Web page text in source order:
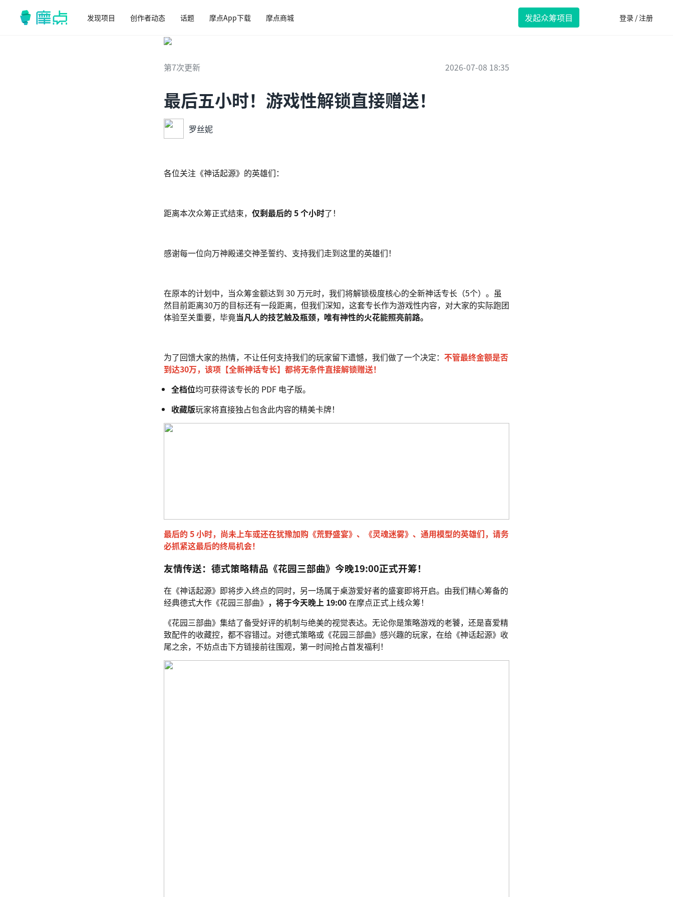
发现项目 创作者动态 话题 摩点App下载 摩点商城 发起众筹项目 登录 / 注册
第7次更新 2026-07-08 18:35
最后五小时！游戏性解锁直接赠送！
罗丝妮
各位关注《神话起源》的英雄们：
距离本次众筹正式结束， 仅剩最后的 5 个小时了！
感谢每一位向万神殿递交神圣誓约、支持我们走到这里的英雄们！
在原本的计划中，当众筹金额达到 30 万元时，我们将解锁极度核心的全新神话专长（5个）。虽
然目前距离30万的目标还有一段距离，但我们深知，这套专长作为游戏性内容，对大家的实际跑团
体验至关重要，毕竟当凡人的技艺触及瓶颈，唯有神性的火花能照亮前路。
为了回馈大家的热情，不让任何支持我们的玩家留下遗憾，我们做了一个决定： 不管最终金额是否
到达30万，该项【全新神话专长】都将无条件直接解锁赠送！
全档位均可获得该专长的 PDF 电子版。
收藏版玩家将直接独占包含此内容的精美卡牌！
最后的 5 小时，尚未上车或还在犹豫加购《荒野盛宴》、《灵魂迷雾》、通用模型的英雄们，请务
必抓紧这最后的终局机会！
友情传送：德式策略精品《花园三部曲》今晚19:00正式开筹！
在《神话起源》即将步入终点的同时，另一场属于桌游爱好者的盛宴即将开启。由我们精心筹备的
经典德式大作《花园三部曲》 ，将于今天晚上 19:00在摩点正式上线众筹！
《花园三部曲》集结了备受好评的机制与绝美的视觉表达。无论你是策略游戏的老饕，还是喜爱精
致配件的收藏控，都不容错过。对德式策略或《花园三部曲》感兴趣的玩家，在给《神话起源》收
尾之余，不妨点击下方链接前往围观，第一时间抢占首发福利！